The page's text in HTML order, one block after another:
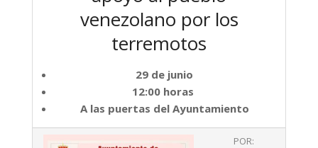
venezolano por los
terremotos
29 de junio
12:00 horas
A las puertas del Ayuntamiento
POR: